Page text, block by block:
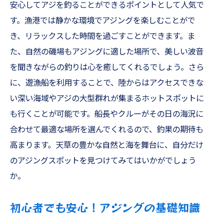
安心してアジを釣ることができるポイントとして人気で
す。漁港では静かな環境でアジングを楽しむことがで
き、リラックスした時間を過ごすことができます。ま
た、自然の磯場もアジングに適した場所で、美しい波音
を聞きながらの釣りは心を癒してくれるでしょう。さら
に、遊漁船を利用することで、陸からはアクセスできな
い深い海域やアジの大型群れが集まるホットスポットに
も行くことが可能です。船長やクルーがその日の海況に
合わせて最適な場所を選んでくれるので、釣果の期待も
高まります。天草の豊かな自然と海を舞台に、自分だけ
のアジングスポットを見つけてみてはいかがでしょう
か。
初心者でも安心！アジングの基礎知識